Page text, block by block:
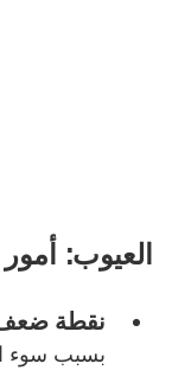
العيوب:
نقطة
بسبب سوء